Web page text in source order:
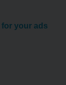
for your ads